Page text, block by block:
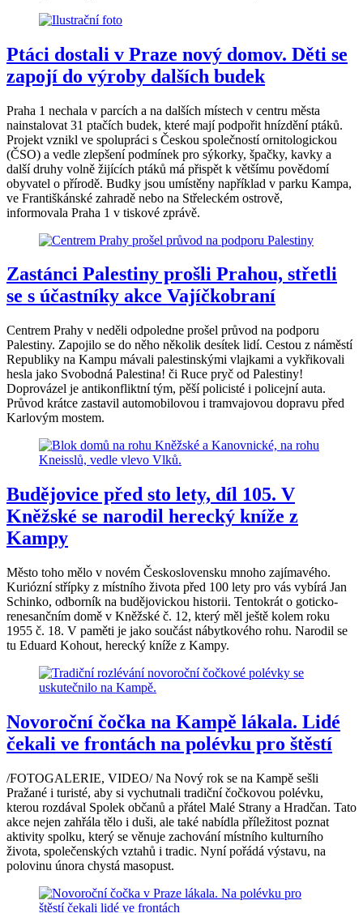
Ptáci dostali v Praze nový domov. Děti se
zapojí do výroby dalších budek
Praha 1 nechala v parcích a na dalších místech v centru města
nainstalovat 31 ptačích budek, které mají podpořit hnízdění ptáků.
Projekt vznikl ve spolupráci s Českou společností ornitologickou
(ČSO) a vedle zlepšení podmínek pro sýkorky, špačky, kavky a
další druhy volně žijících ptáků má přispět k většímu povědomí
obyvatel o přírodě. Budky jsou umístěny například v parku Kampa,
ve Františkánské zahradě nebo na Střeleckém ostrově,
informovala Praha 1 v tiskové zprávě.
Zastánci Palestiny prošli Prahou, střetli
se s účastníky akce Vajíčkobraní
Centrem Prahy v neděli odpoledne prošel průvod na podporu
Palestiny. Zapojilo se do něho několik desítek lidí. Cestou z náměstí
Republiky na Kampu mávali palestinskými vlajkami a vykřikovali
hesla jako Svobodná Palestina! či Ruce pryč od Palestiny!
Doprovázel je antikonfliktní tým, pěší policisté i policejní auta.
Průvod krátce zastavil automobilovou i tramvajovou dopravu před
Karlovým mostem.
Budějovice před sto lety, díl 105. V
Kněžské se narodil herecký kníže z
Kampy
Město toho mělo v novém Československu mnoho zajímavého.
Kuriózní střípky z místního života před 100 lety pro vás vybírá Jan
Schinko, odborník na budějovickou historii. Tentokrát o goticko-
renesančním domě v Kněžské č. 12, který měl ještě kolem roku
1955 č. 18. V paměti je jako součást nábytkového rohu. Narodil se
tu Eduard Kohout, herecký kníže z Kampy.
Novoroční čočka na Kampě lákala. Lidé
čekali ve frontách na polévku pro štěstí
/FOTOGALERIE, VIDEO/ Na Nový rok se na Kampě sešli
Pražané i turisté, aby si vychutnali tradiční čočkovou polévku,
kterou rozdával Spolek občanů a přátel Malé Strany a Hradčan. Tato
akce nejen zahřála tělo i duši, ale také nabídla příležitost poznat
aktivity spolku, který se věnuje zachování místního kulturního
života, společenských vztahů i tradic. Nyní pořádá výstavu, na
polovinu února chystá masopust.